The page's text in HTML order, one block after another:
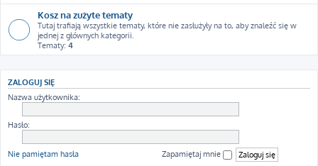
Kosz na zużyte tematy
Tutaj trafiają wszystkie tematy, które nie zasłużyły na to, aby znaleźć się w
jednej z głównych kategorii.
Tematy: 4
ZALOGUJ SIĘ
Nazwa użytkownika:
Hasło:
Nie pamiętam hasła Zapamiętaj mnie